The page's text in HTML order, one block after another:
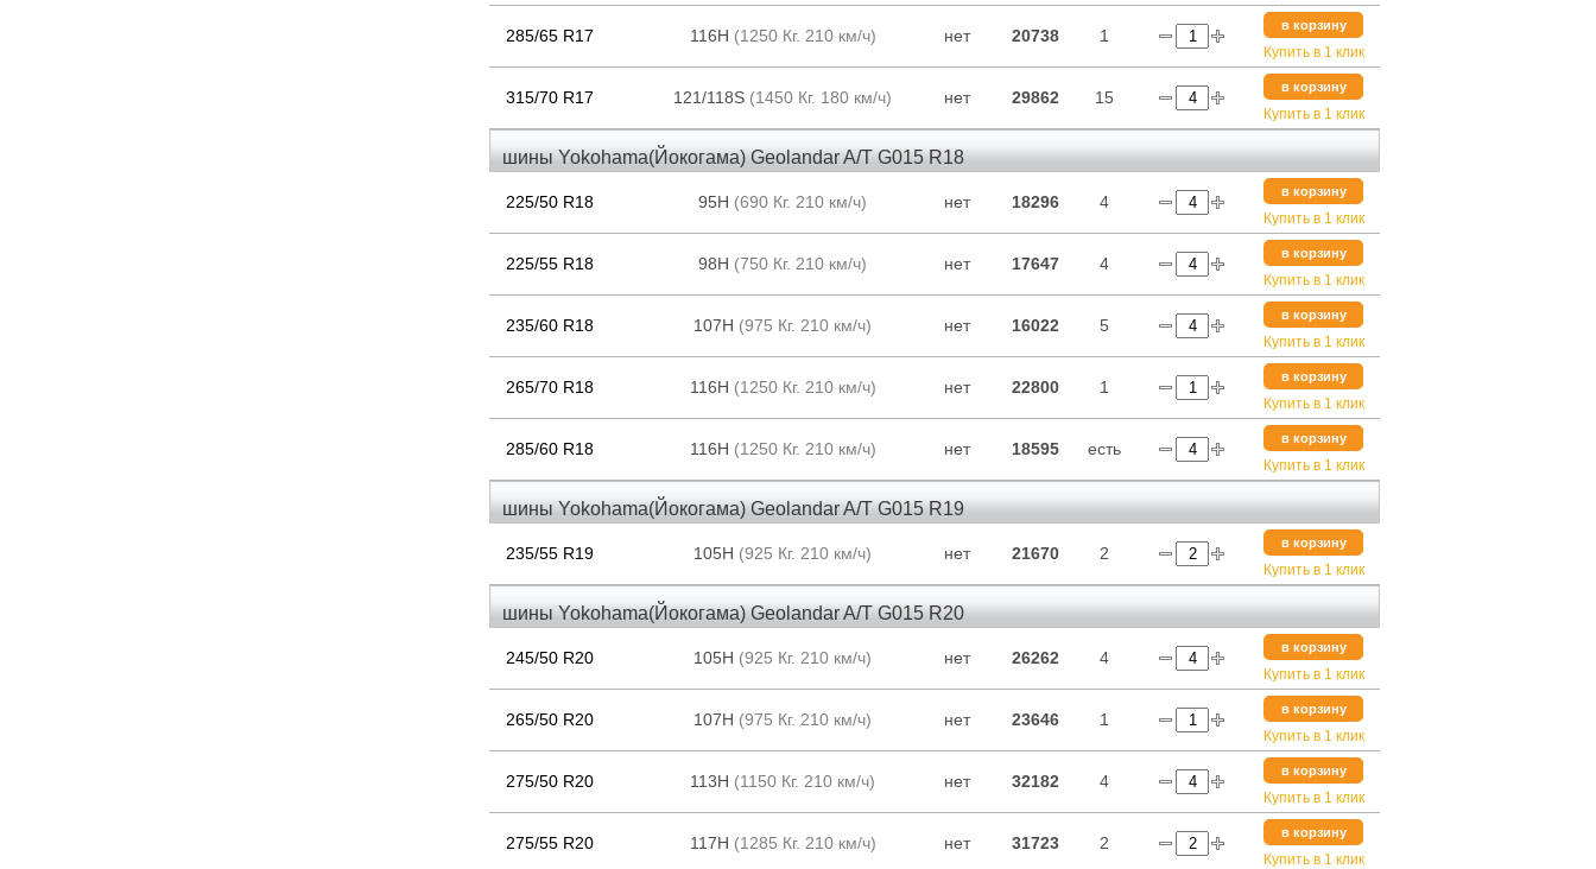
285/65 R17 116H (1250 Кг. 210 км/ч) нет 20738 1
в корзину
Купить в 1 клик
315/70 R17 121/118S (1450 Кг. 180 км/ч) нет 29862 15
в корзину
Купить в 1 клик
шины Yokohama(Йокогама) Geolandar A/T G015 R18
225/50 R18 95H (690 Кг. 210 км/ч) нет 18296 4
в корзину
Купить в 1 клик
225/55 R18 98H (750 Кг. 210 км/ч) нет 17647 4
в корзину
Купить в 1 клик
235/60 R18 107H (975 Кг. 210 км/ч) нет 16022 5
в корзину
Купить в 1 клик
265/70 R18 116H (1250 Кг. 210 км/ч) нет 22800 1
в корзину
Купить в 1 клик
285/60 R18 116H (1250 Кг. 210 км/ч) нет 18595 есть
в корзину
Купить в 1 клик
шины Yokohama(Йокогама) Geolandar A/T G015 R19
235/55 R19 105H (925 Кг. 210 км/ч) нет 21670 2
в корзину
Купить в 1 клик
шины Yokohama(Йокогама) Geolandar A/T G015 R20
245/50 R20 105H (925 Кг. 210 км/ч) нет 26262 4
в корзину
Купить в 1 клик
265/50 R20 107H (975 Кг. 210 км/ч) нет 23646 1
в корзину
Купить в 1 клик
275/50 R20 113H (1150 Кг. 210 км/ч) нет 32182 4
в корзину
Купить в 1 клик
275/55 R20 117H (1285 Кг. 210 км/ч) нет 31723 2
в корзину
Купить в 1 клик